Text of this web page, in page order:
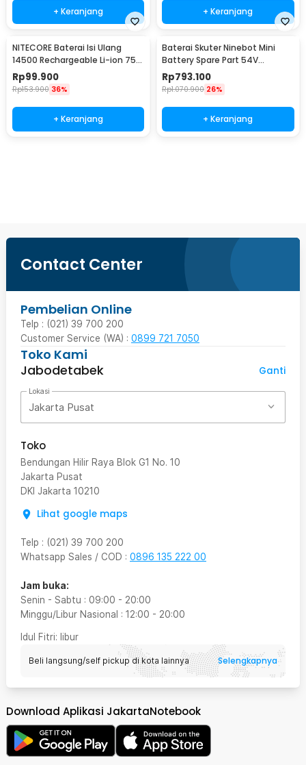
+ Keranjang + Keranjang
NITECORE Baterai Isi Ulang
14500 Rechargeable Li-ion 750
mAh 3.6 V 1PC - NL1475R
Rp99.900
Rp153.900 36%
+ Keranjang
Baterai Skuter Ninebot Mini
Battery Spare Part 54V
4900mAh
Rp793.100
Rp1.070.900 26%
+ Keranjang
Contact Center
Pembelian Online
Telp : (021) 39 700 200
Customer Service (WA) : 0899 721 7050
Toko Kami
Jabodetabek
Ganti
Lokasi
Jakarta Pusat
Toko
Bendungan Hilir Raya Blok G1 No. 10
Jakarta Pusat
DKI Jakarta 10210
Lihat google maps
Telp : (021) 39 700 200
Whatsapp Sales / COD : 0896 135 222 00
Jam buka:
Senin - Sabtu : 09:00 - 20:00
Minggu/Libur Nasional : 12:00 - 20:00
Idul Fitri: libur
Beli langsung/self pickup di kota lainnya Selengkapnya
Download Aplikasi JakartaNotebook